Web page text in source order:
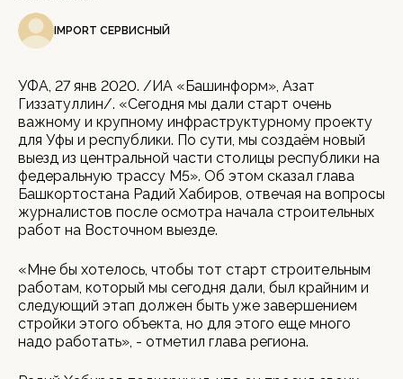
IMPORT СЕРВИСНЫЙ
УФА, 27 янв 2020. /ИА «Башинформ», Азат
Гиззатуллин/. «Сегодня мы дали старт очень
важному и крупному инфраструктурному проекту
для Уфы и республики. По сути, мы создаём новый
выезд из центральной части столицы республики на
федеральную трассу М5». Об этом сказал глава
Башкортостана Радий Хабиров, отвечая на вопросы
журналистов после осмотра начала строительных
работ на Восточном выезде.
«Мне бы хотелось, чтобы тот старт строительным
работам, который мы сегодня дали, был крайним и
следующий этап должен быть уже завершением
стройки этого объекта, но для этого еще много
надо работать», - отметил глава региона.